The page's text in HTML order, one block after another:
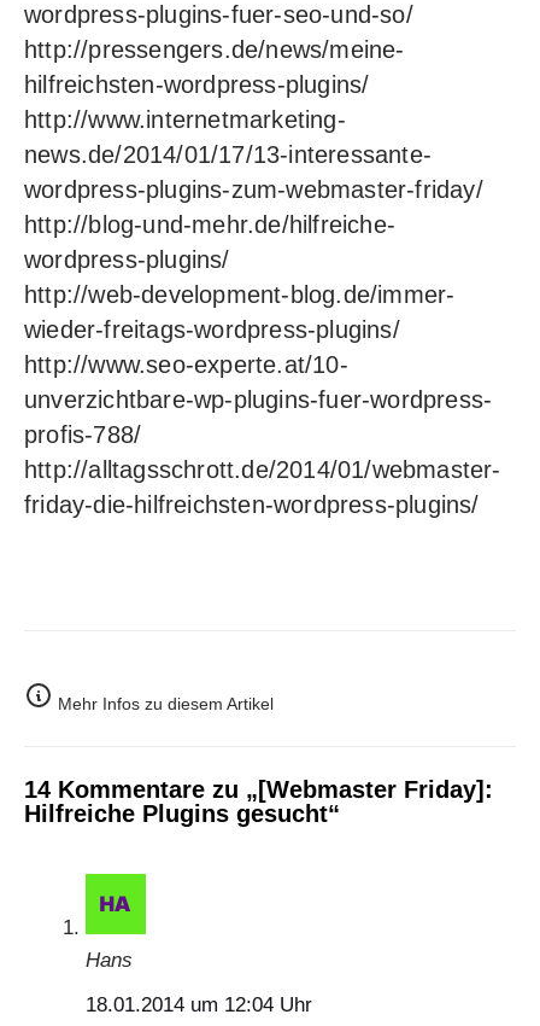
wordpress-plugins-fuer-seo-und-so/
http://pressengers.de/news/meine-
hilfreichsten-wordpress-plugins/
http://www.internetmarketing-
news.de/2014/01/17/13-interessante-
wordpress-plugins-zum-webmaster-friday/
http://blog-und-mehr.de/hilfreiche-
wordpress-plugins/
http://web-development-blog.de/immer-
wieder-freitags-wordpress-plugins/
http://www.seo-experte.at/10-
unverzichtbare-wp-plugins-fuer-wordpress-
profis-788/
http://alltagsschrott.de/2014/01/webmaster-
friday-die-hilfreichsten-wordpress-plugins/
Mehr Infos zu diesem Artikel
14 Kommentare zu „[Webmaster Friday]:
Hilfreiche Plugins gesucht“
Hans
18.01.2014 um 12:04 Uhr